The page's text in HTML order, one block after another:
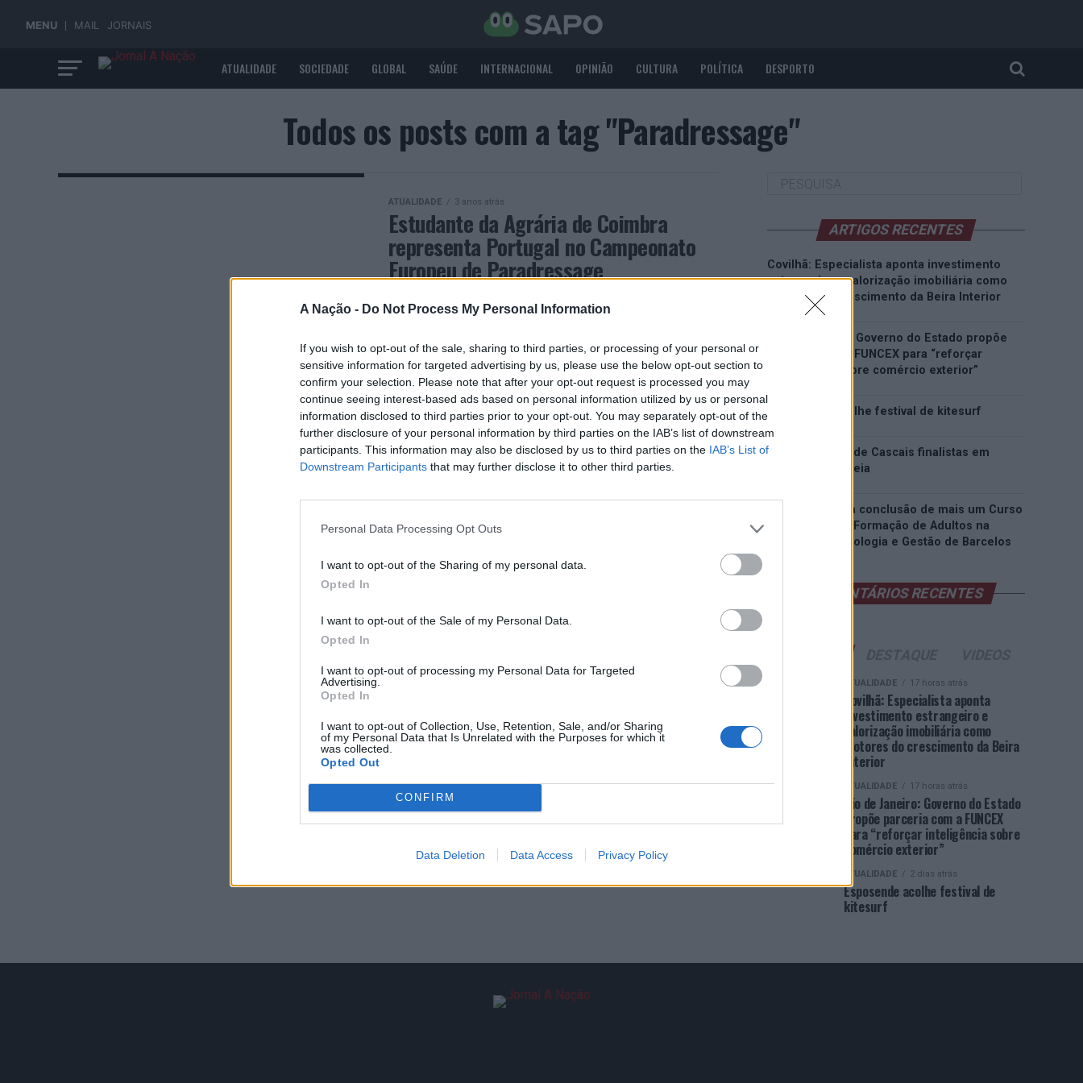
A Nação - Do Not Process My Personal Information
If you wish to opt-out of the sale, sharing to third parties, or processing of your personal or
sensitive information for targeted advertising by us, please use the below opt-out section to
confirm your selection. Please note that after your opt-out request is processed you may
continue seeing interest-based ads based on personal information utilized by us or personal
information disclosed to third parties prior to your opt-out. You may separately opt-out of the
further disclosure of your personal information by third parties on the IAB’s list of downstream
participants. This information may also be disclosed by us to third parties on the IAB’s List of
Downstream Participants that may further disclose it to other third parties.
Personal Data Processing Opt Outs
I want to opt-out of the Sharing of my personal data.
Opted In
I want to opt-out of the Sale of my Personal Data.
Opted In
I want to opt-out of processing my Personal Data for Targeted
Advertising.
Opted In
I want to opt-out of Collection, Use, Retention, Sale, and/or Sharing
of my Personal Data that Is Unrelated with the Purposes for which it
was collected.
Opted Out
CONFIRM
Data Deletion Data Access Privacy Policy
MENU MAIL JORNAIS
ATUALIDADE SOCIEDADE GLOBAL SAÚDE INTERNACIONAL OPINIÃO CULTURA POLÍTICA DESPORTO
Todos os posts com a tag "Paradressage"
ATUALIDADE 3 anos atrás
Estudante da Agrária de Coimbra
representa Portugal no Campeonato
Europeu de Paradressage
O estudante da Escola Superior Agrária do
Politécnico de Coimbra (ESAC-IPC), Pedro Félix,
propriedade desta instituição de ensino...
ARTIGOS RECENTES
Covilhã: Especialista aponta investimento
estrangeiro e valorização imobiliária como
motores do crescimento da Beira Interior
Rio de Janeiro: Governo do Estado propõe
parceria com a FUNCEX para “reforçar
inteligência sobre comércio exterior”
Esposende acolhe festival de kitesurf
Cinco projetos de Cascais finalistas em
iniciativa europeia
EMEC celebra a conclusão de mais um Curso
de Educação e Formação de Adultos na
Escola de Tecnologia e Gestão de Barcelos
COMENTÁRIOS RECENTES
ATUALIDADE 17 horas atrás
Covilhã: Especialista aponta
investimento estrangeiro e
valorização imobiliária como
motores do crescimento da Beira
Interior
ATUALIDADE 17 horas atrás
Rio de Janeiro: Governo do Estado
propõe parceria com a FUNCEX
para “reforçar inteligência sobre
comércio exterior”
ATUALIDADE 2 dias atrás
Esposende acolhe festival de
kitesurf